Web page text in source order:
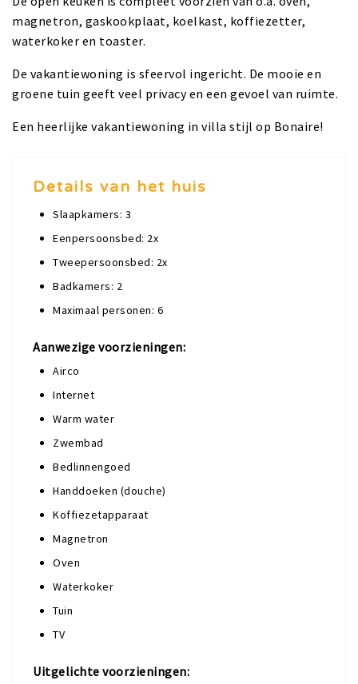
magnetron, gaskookplaat, koelkast, koffiezetter,
waterkoker en toaster.
De vakantiewoning is sfeervol ingericht. De mooie en
groene tuin geeft veel privacy en een gevoel van ruimte.
Een heerlijke vakantiewoning in villa stijl op Bonaire!
Details van het huis
Slaapkamers: 3
Eenpersoonsbed: 2x
Tweepersoonsbed: 2x
Badkamers: 2
Maximaal personen: 6
Aanwezige voorzieningen:
Airco
Internet
Warm water
Zwembad
Bedlinnengoed
Handdoeken (douche)
Koffiezetapparaat
Magnetron
Oven
Waterkoker
Tuin
TV
Uitgelichte voorzieningen: